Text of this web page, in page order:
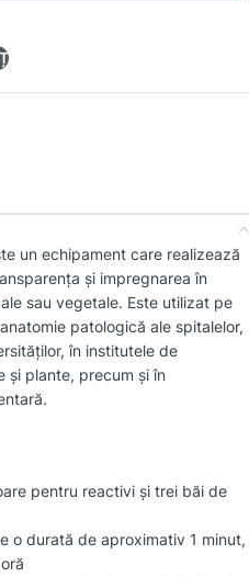
un echipament care realizează
și impregnarea în
sau vegetale. Este utilizat pe
patologică ale spitalelor,
în institutele de
și plante, precum și în
pentru reactivi și trei băi de
o durată de aproximativ 1 minut,